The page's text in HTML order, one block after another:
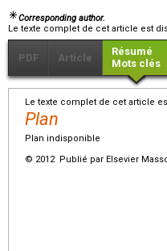
Corresponding author.
Le texte complet de cet article est
PDF Article
Résumé
Mots clés
Le texte complet de cet article
Plan
Plan indisponible
© 2012 Publié par Elsevier